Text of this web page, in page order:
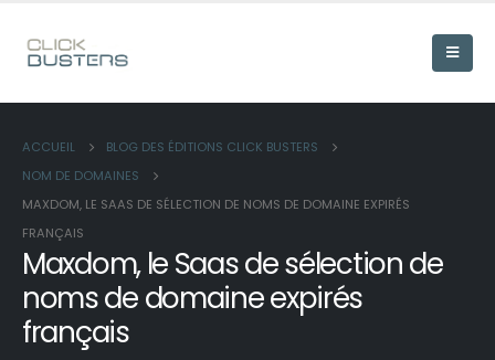
ACCUEIL
BLOG DES ÉDITIONS CLICK BUSTERS
NOM DE DOMAINES
MAXDOM, LE SAAS DE SÉLECTION DE NOMS DE DOMAINE EXPIRÉS
FRANÇAIS
Maxdom, le Saas de sélection de
noms de domaine expirés
français